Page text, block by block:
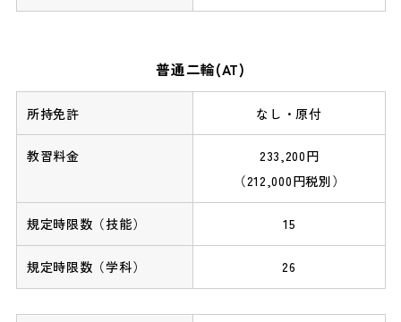
普通二輪(AT)
なし・原付
233,200円
（212,000円税別）
15
26